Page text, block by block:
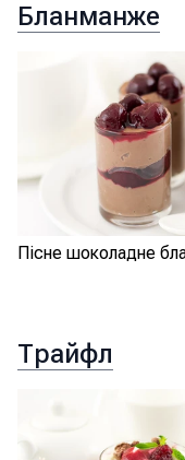
Бланманже
Пісне шоколадне
Трайфл